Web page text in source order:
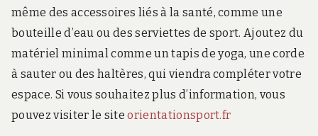
même des accessoires liés à la santé, comme une
bouteille d’eau ou des serviettes de sport. Ajoutez du
matériel minimal comme un tapis de yoga, une corde
à sauter ou des haltères, qui viendra compléter votre
espace. Si vous souhaitez plus d’information, vous
pouvez visiter le siteorientationsport.fr